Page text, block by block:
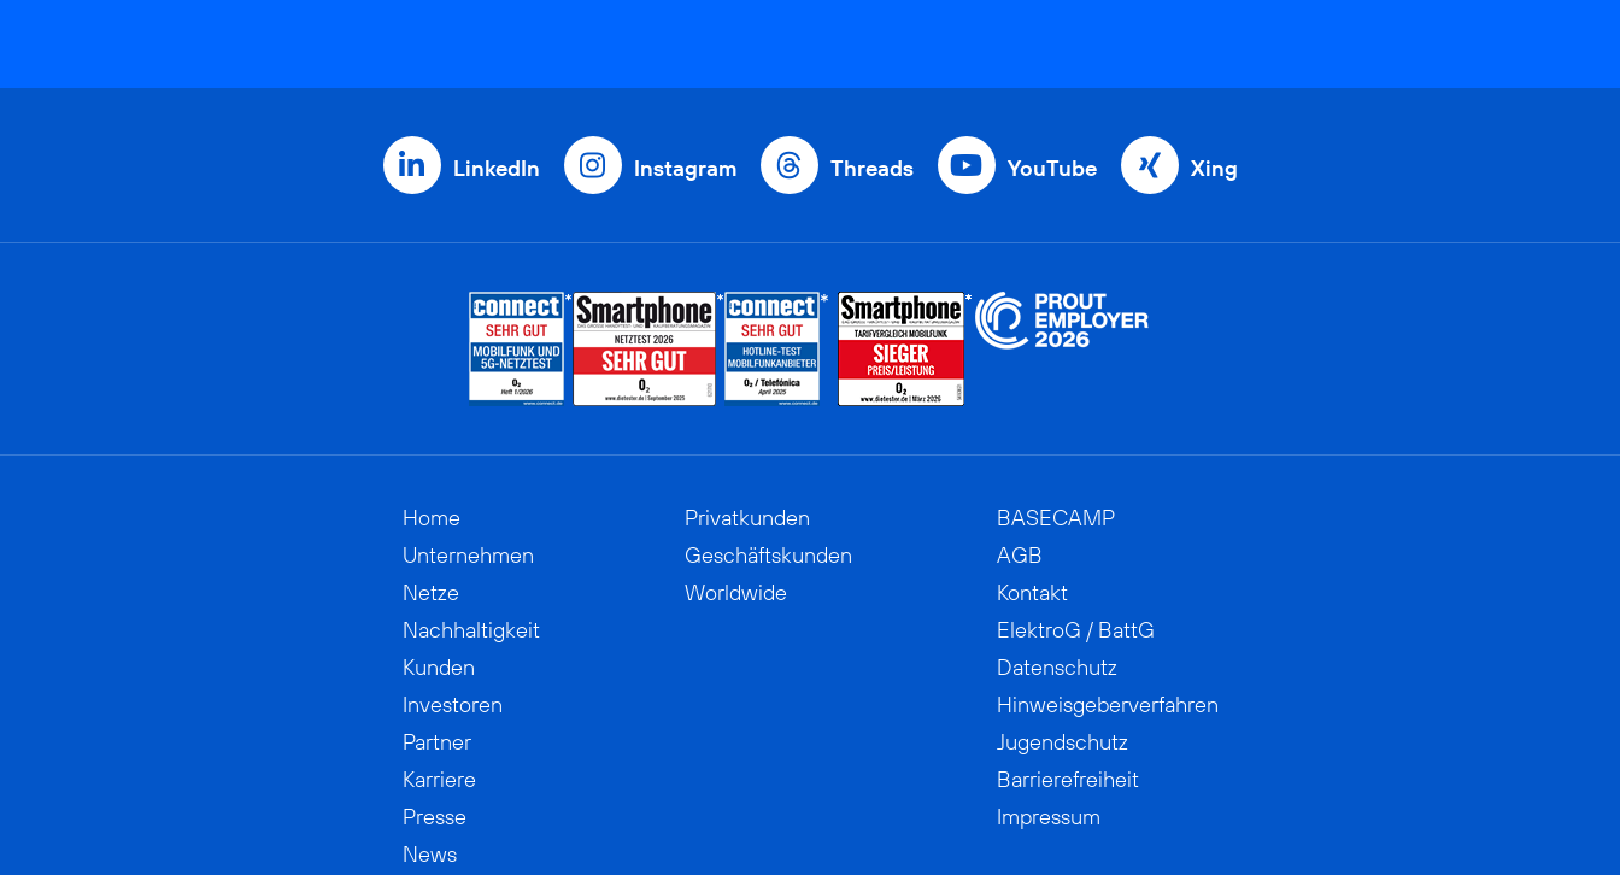
LinkedIn Instagram Threads YouTube Xing
Home
Unternehmen
Netze
Nachhaltigkeit
Kunden
Investoren
Partner
Karriere
Presse
News
Privatkunden
Geschäftskunden
Worldwide
BASECAMP
AGB
Kontakt
ElektroG / BattG
Datenschutz
Hinweisgeberverfahren
Jugendschutz
Barrierefreiheit
Impressum